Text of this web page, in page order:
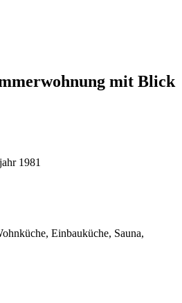
mit Blick
1981
Einbauküche, Sauna,